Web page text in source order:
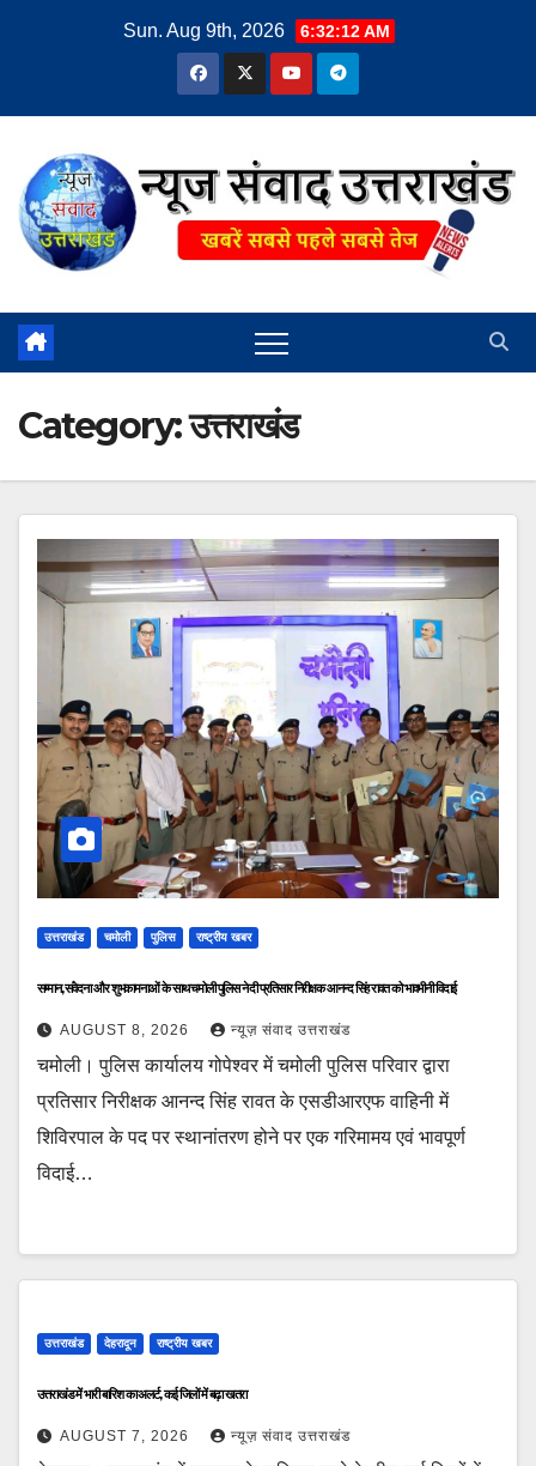
Sun. Aug 9th, 2026 6:32:13 AM
Category:उत्तराखंड
उत्तराखंड चमोली पुलिस राष्ट्रीय खबर
सम्मान, संवेदना और शुभकामनाओं के साथ चमोली पुलिस ने दी प्रतिसार निरीक्षक आनन्द सिंह रावत को भावभीनी विदाई
AUGUST 8, 2026 न्यूज़ संवाद उत्तराखंड
चमोली। पुलिस कार्यालय गोपेश्वर में चमोली पुलिस परिवार द्वारा
प्रतिसार निरीक्षक आनन्द सिंह रावत के एसडीआरएफ वाहिनी में
शिविरपाल के पद पर स्थानांतरण होने पर एक गरिमामय एवं भावपूर्ण
विदाई…
उत्तराखंड देहरादून राष्ट्रीय खबर
उत्तराखंड में भारी बारिश का अलर्ट, कई जिलों में बढ़ा खतरा
AUGUST 7, 2026 न्यूज़ संवाद उत्तराखंड